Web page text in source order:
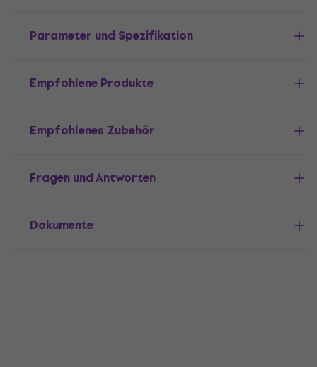
Parameter und Spezifikation
Empfohlene Produkte
Empfohlenes Zubehör
Fragen und Antworten
Dokumente